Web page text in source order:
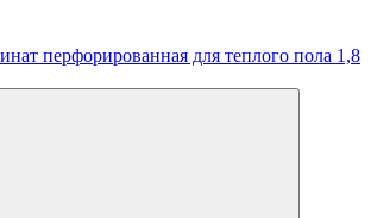
перфорированная для теплого пола 1,8